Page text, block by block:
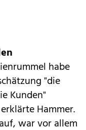
habe
"die
Kunden"
Hammer.
war vor allem